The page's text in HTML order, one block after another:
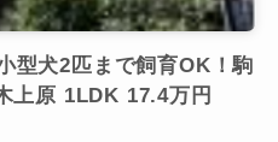
型犬2匹まで飼育OK！駒
上原 1LDK 17.4万円